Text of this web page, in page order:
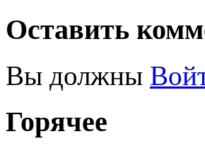
Оставить
Вы должны
Горячее